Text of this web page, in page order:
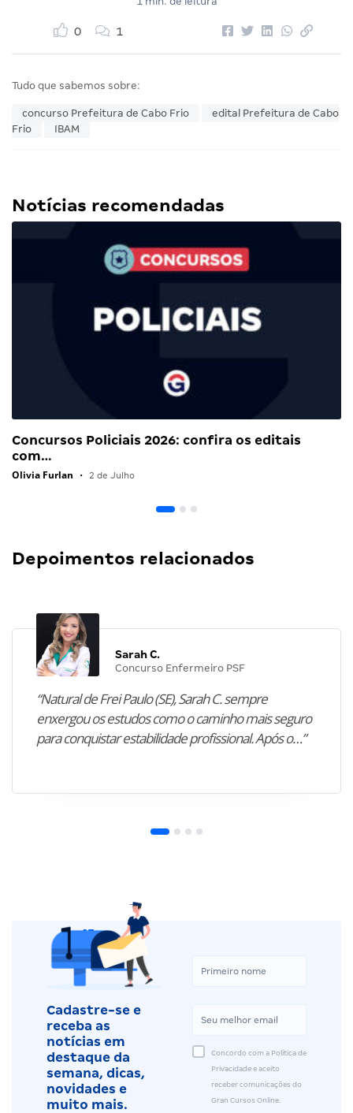
0 1
Tudo que sabemos sobre:
concurso Prefeitura de Cabo Frio
edital Prefeitura de Cabo
Frio
IBAM
Notícias recomendadas
Concursos Policiais 2026: confira os editais
com…
Olivia Furlan • 2 de Julho
Depoimentos relacionados
Sarah C.
Concurso Enfermeiro PSF
“Natural de Frei Paulo (SE), Sarah C. sempre
enxergou os estudos como o caminho mais seguro
para conquistar estabilidade profissional. Após o…”
Cadastre-se e
receba as
notícias em
destaque da
semana, dicas,
novidades e
muito mais.
Concordo com a Política de
Privacidade e aceito
receber comunicações do
Gran Cursos Online.